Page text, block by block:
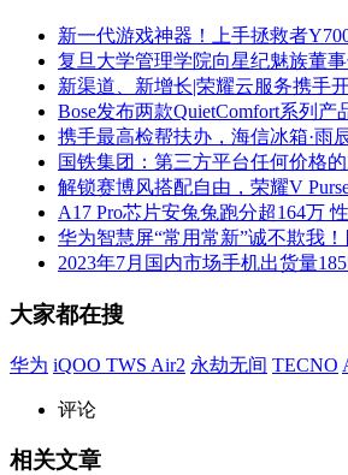
新一代游戏神器！上手拯救者
复旦大学管理学院向星纪魅族董
新渠道、新增长|荣耀云服务携手
Bose发布两款QuietComfort系列
携手最高检帮扶办，海信冰箱·雨
国铁集团：第三方平台任何价格
解锁赛博风搭配自由，荣耀V
A17 Pro芯片安兔兔跑分超164万
华为智慧屏“常用常新”诚不欺我
2023年7月国内市场手机出货量
大家都在搜
华为 iQOO TWS Air2 永劫无间 TECNO
评论
相关文章